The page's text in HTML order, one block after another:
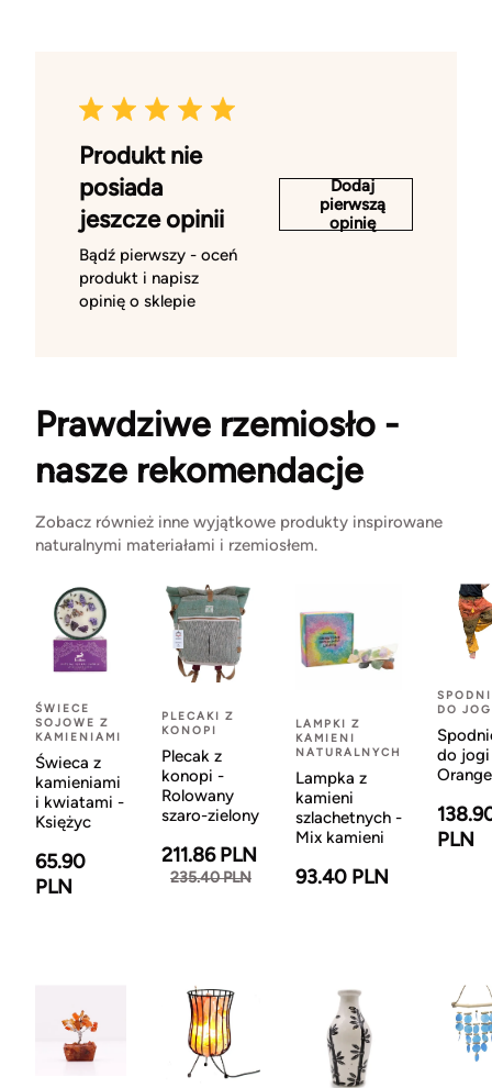
Produkt nie
posiada
jeszcze opinii
Bądź pierwszy - oceń
produkt i napisz
opinię o sklepie
Dodaj
pierwszą
opinię
Prawdziwe rzemiosło -
nasze rekomendacje
Zobacz również inne wyjątkowe produkty inspirowane
naturalnymi materiałami i rzemiosłem.
ŚWIECE
SOJOWE Z
KAMIENIAMI
Świeca z
kamieniami
i kwiatami -
Księżyc
65.90
PLN
PLECAKI Z
KONOPI
Plecak z
konopi -
Rolowany
szaro-zielony
211.86 PLN
235.40 PLN
LAMPKI Z
KAMIENI
NATURALNYCH
Lampka z
kamieni
szlachetnych -
Mix kamieni
93.40 PLN
DO
do
Orange
PLN